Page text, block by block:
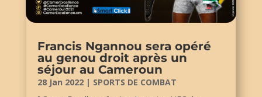
Francis Ngannou sera opéré
au genou droit après un
séjour au Cameroun
28 Jan 2022| SPORTS DE COMBAT